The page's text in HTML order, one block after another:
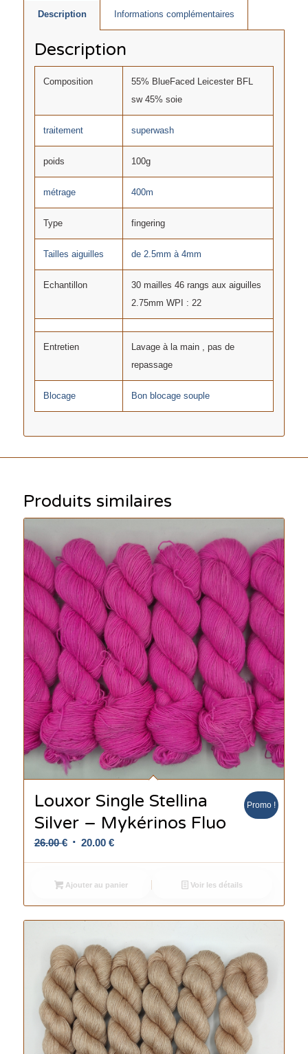
Description Informations complémentaires
Description
Composition
55% BlueFaced Leicester BFL
sw 45% soie
traitement superwash
poids 100g
métrage 400m
Type fingering
Tailles aiguilles de 2.5mm à 4mm
Echantillon
30 mailles 46 rangs aux aiguilles
2.75mm WPI : 22
Entretien
Lavage à la main , pas de
repassage
Blocage Bon blocage souple
Produits similaires
Louxor Single Stellina
Silver – Mykérinos Fluo
26.00€ Le
était :
26.00 €.
20.00 €Le
est :
20.00 €.
Promo !
Ajouter au panier Voir les détails